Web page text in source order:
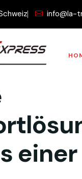
info@la-